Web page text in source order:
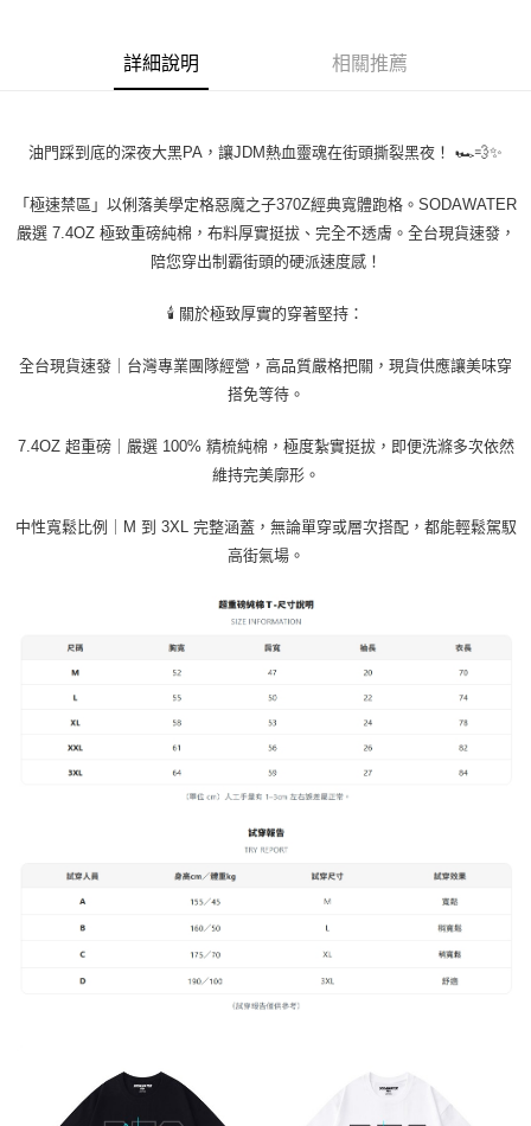
４．使用「AFTEE先享後付」時，將依據個別帳號之用戶狀況，依本公司即
恩沛科技股份有限公司將有權停止該用戶之使用額度並採取法律行動。
詳細說明 相關推薦
油門踩到底的深夜大黑PA，讓JDM熱血靈魂在街頭撕裂黑夜！ 🏎️💨✨
「極速禁區」以俐落美學定格惡魔之子370Z經典寬體跑格。SODAWATER
嚴選 7.4OZ 極致重磅純棉，布料厚實挺拔、完全不透膚。全台現貨速發，
陪您穿出制霸街頭的硬派速度感！
🕯️ 關於極致厚實的穿著堅持：
全台現貨速發｜台灣專業團隊經營，高品質嚴格把關，現貨供應讓美味穿
搭免等待。
7.4OZ 超重磅｜嚴選 100% 精梳純棉，極度紮實挺拔，即便洗滌多次依然
維持完美廓形。
中性寬鬆比例｜M 到 3XL 完整涵蓋，無論單穿或層次搭配，都能輕鬆駕馭
高街氣場。